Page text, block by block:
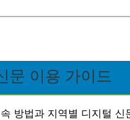
문 이용 가이드
방법과 지역별 디지털